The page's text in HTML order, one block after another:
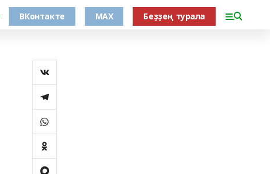
ВКонтакте MAX Беҙҙең турала